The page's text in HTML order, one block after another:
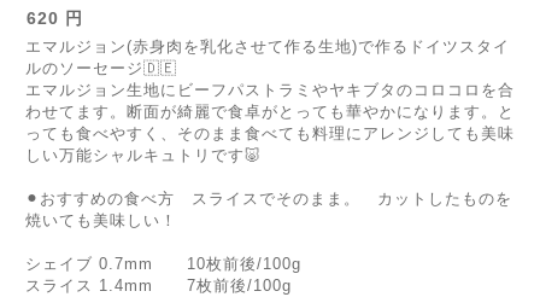
620 円
エマルジョン(赤身肉を乳化させて作る生地)で作るドイツスタイ
ルのソーセージ🇩🇪
エマルジョン生地にビーフパストラミやヤキブタのコロコロを合
わせてます。断面が綺麗で食卓がとっても華やかになります。と
っても食べやすく、そのまま食べても料理にアレンジしても美味
しい万能シャルキュトリです🐷
⚫︎おすすめの食べ方 スライスでそのまま。 カットしたものを
焼いても美味しい！
シェイブ 0.7mm 10枚前後/100g
スライス 1.4mm 7枚前後/100g